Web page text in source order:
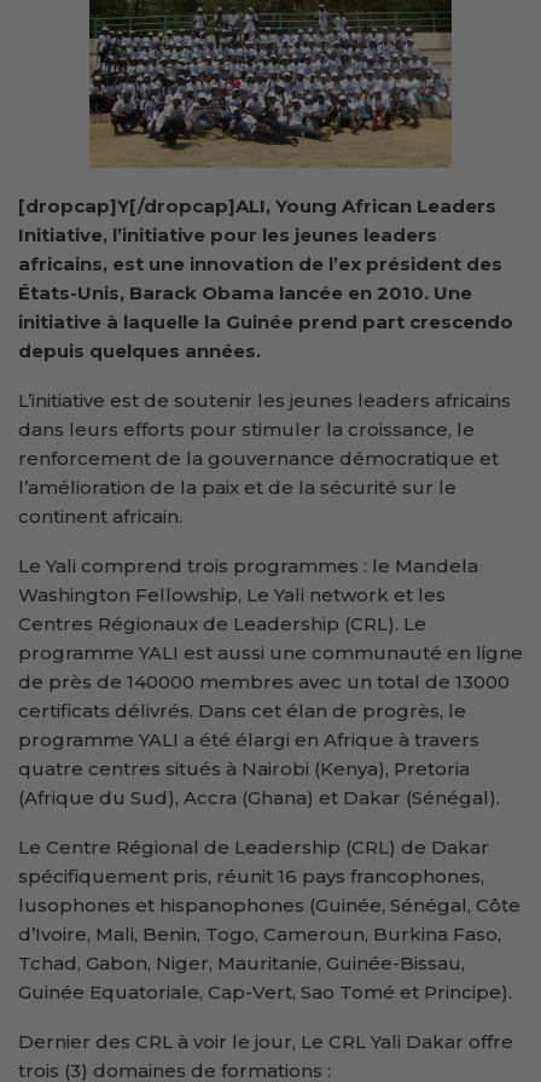
[dropcap]Y[/dropcap]ALI, Young African Leaders
Initiative, l’initiative pour les jeunes leaders
africains, est une innovation de l’ex président des
États-Unis, Barack Obama lancée en 2010. Une
initiative à laquelle la Guinée prend part crescendo
depuis quelques années.
L’initiative est de soutenir les jeunes leaders africains
dans leurs efforts pour stimuler la croissance, le
renforcement de la gouvernance démocratique et
l’amélioration de la paix et de la sécurité sur le
continent africain.
Le Yali comprend trois programmes : le Mandela
Washington Fellowship, Le Yali network et les
Centres Régionaux de Leadership (CRL). Le
programme YALI est aussi une communauté en ligne
de près de 140000 membres avec un total de 13000
certificats délivrés. Dans cet élan de progrès, le
programme YALI a été élargi en Afrique à travers
quatre centres situés à Nairobi (Kenya), Pretoria
(Afrique du Sud), Accra (Ghana) et Dakar (Sénégal).
Le Centre Régional de Leadership (CRL) de Dakar
spécifiquement pris, réunit 16 pays francophones,
lusophones et hispanophones (Guinée, Sénégal, Côte
d’Ivoire, Mali, Benin, Togo, Cameroun, Burkina Faso,
Tchad, Gabon, Niger, Mauritanie, Guinée-Bissau,
Guinée Equatoriale, Cap-Vert, Sao Tomé et Principe).
Dernier des CRL à voir le jour, Le CRL Yali Dakar offre
trois (3) domaines de formations :